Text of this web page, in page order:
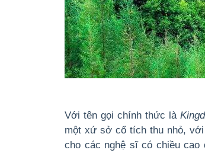
Với tên gọi chính thức là
một xứ sở cổ tích thu nhỏ,
cho các nghệ sĩ có chiều cao